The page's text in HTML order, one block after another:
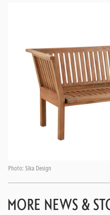
Photo: Sika Design
MORE NEWS &